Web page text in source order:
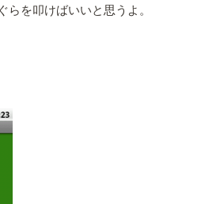
らを叩けばいいと思うよ。